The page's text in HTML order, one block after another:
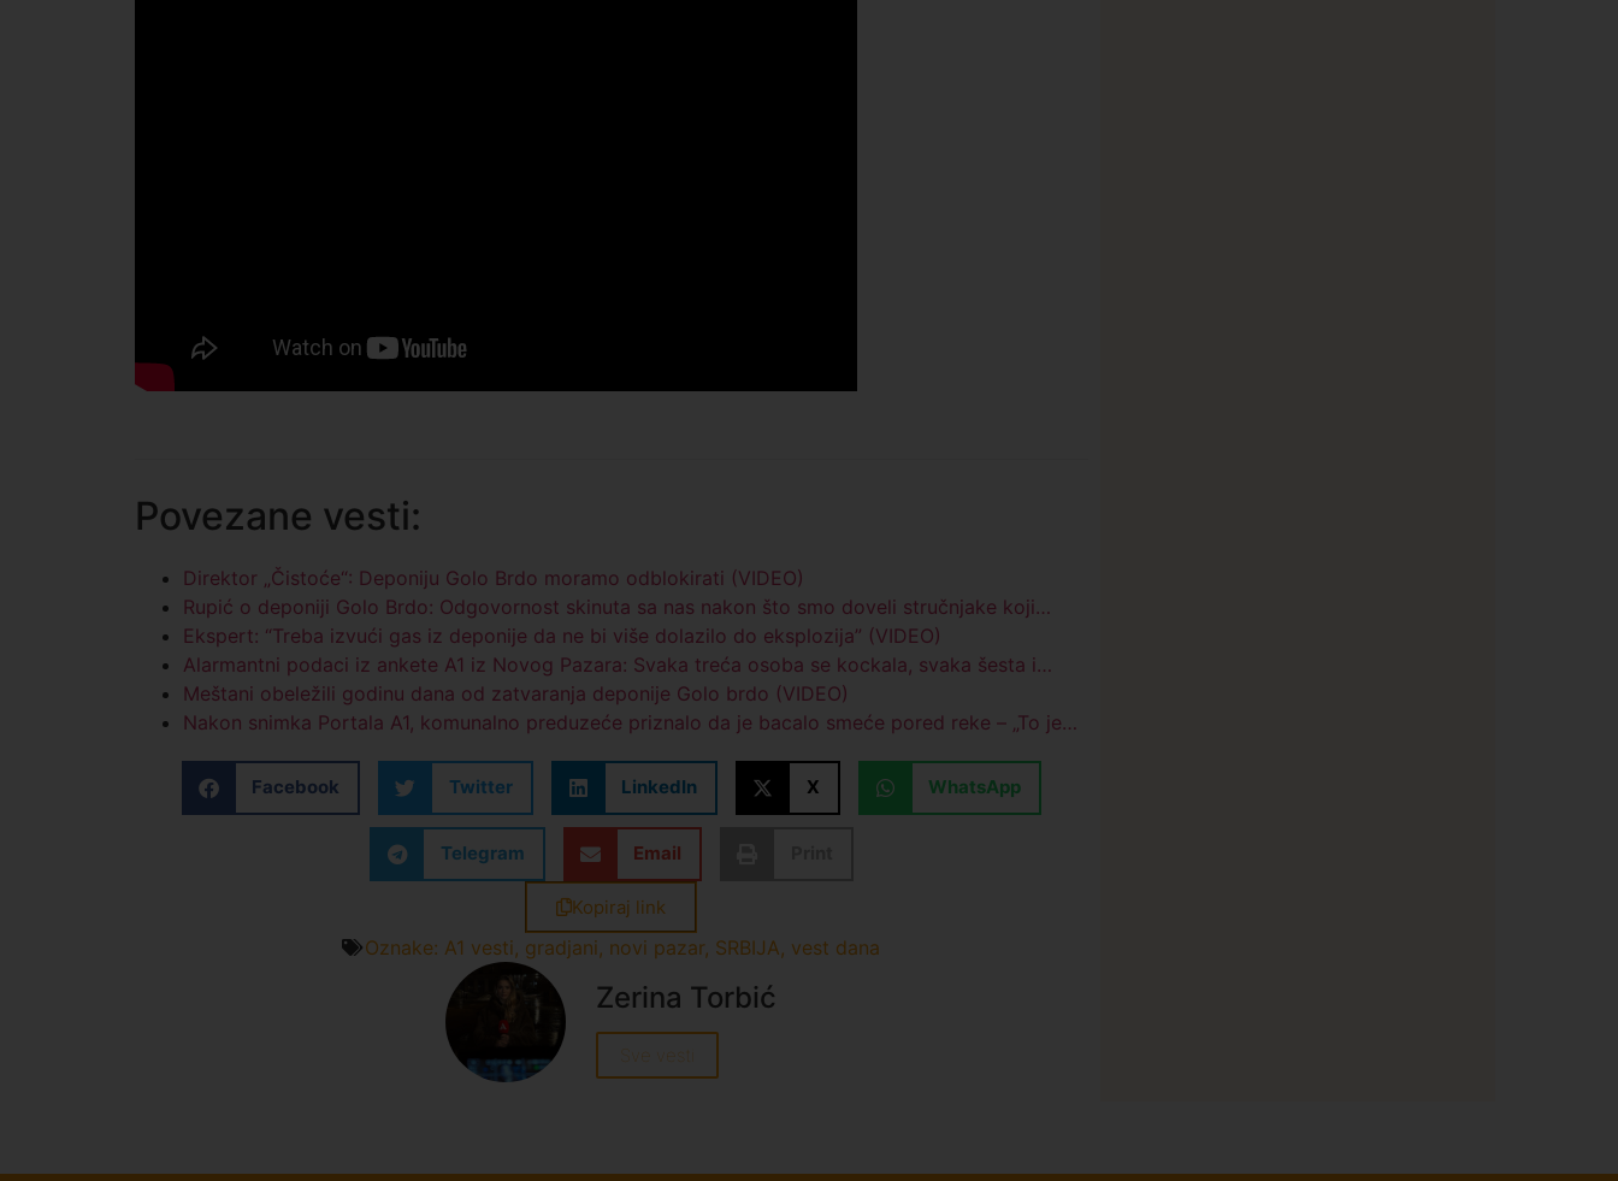
Povezane vesti:
Direktor „Čistoće“: Deponiju Golo Brdo moramo odblokirati (VIDEO)
Rupić o deponiji Golo Brdo: Odgovornost skinuta sa nas nakon što smo doveli stručnjake koji…
Ekspert: “Treba izvući gas iz deponije da ne bi više dolazilo do eksplozija” (VIDEO)
Alarmantni podaci iz ankete A1 iz Novog Pazara: Svaka treća osoba se kockala, svaka šesta i…
Meštani obeležili godinu dana od zatvaranja deponije Golo brdo (VIDEO)
Nakon snimka Portala A1, komunalno preduzeće priznalo da je bacalo smeće pored reke – „To je…
Facebook Twitter LinkedIn X WhatsApp
Telegram Email
Kopiraj link
Oznake: A1 vesti, gradjani, novi pazar, SRBIJA, vest dana
Zerina Torbić
Sve vesti